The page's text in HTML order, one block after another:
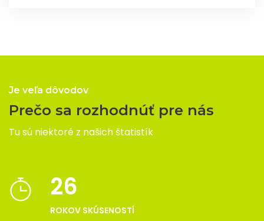
Je veľa dôvodov
Prečo sa rozhodnúť pre nás
Tu sú niektoré z našich štatistík
26
ROKOV SKÚSENOSTÍ